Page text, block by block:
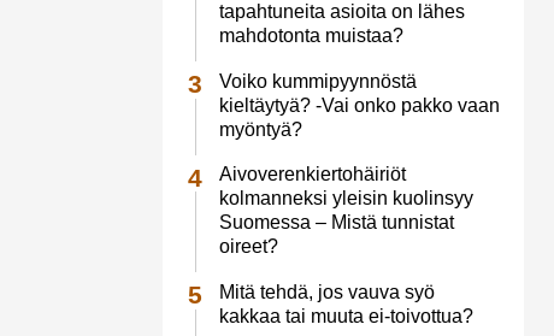
tapahtuneita asioita on lähes
mahdotonta muistaa?
Voiko kummipyynnöstä
kieltäytyä? -Vai onko pakko vaan
myöntyä?
Aivoverenkiertohäiriöt
kolmanneksi yleisin kuolinsyy
Suomessa – Mistä tunnistat
oireet?
Mitä tehdä, jos vauva syö
kakkaa tai muuta ei-toivottua?